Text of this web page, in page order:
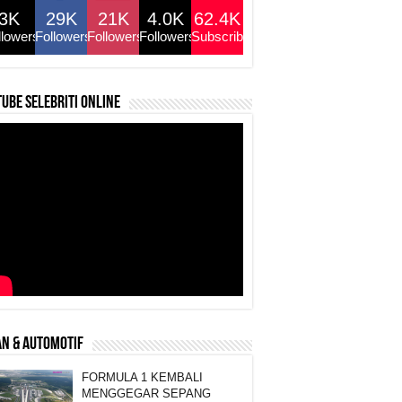
29K
Followers
21K
Followers
4.0K
Followers
62.4K
Subscribers
selebriti online
& AUTOMOTIF
FORMULA 1 KEMBALI
MENGGEGAR SEPANG